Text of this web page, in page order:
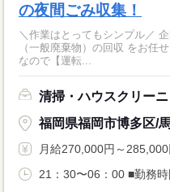
の夜間ごみ収集！
＼作業はとってもシンプル／ 企業やショッピング施設から出る ゴミ
（一般廃棄物）の回収 をお任せします！ といっても
なので【運転...
清掃・ハウスクリー
福岡県福岡市博多区/
月給270,000円～285,000
21：30〜06：00 ■勤務